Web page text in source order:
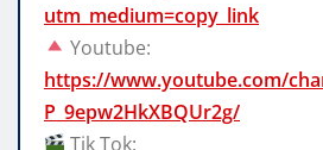
utm_medium=copy_link
Youtube:
https://www.youtube.com/
P_9epw2HkXBQUr2g/
Tik Tok: